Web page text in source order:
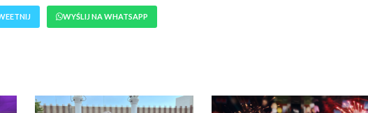
WYŚLIJ NA WHATSAPP